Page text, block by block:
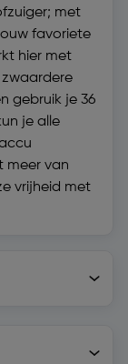
met
favoriete
hier met
gebruik je 36
je alle
meer van
vrijheid met